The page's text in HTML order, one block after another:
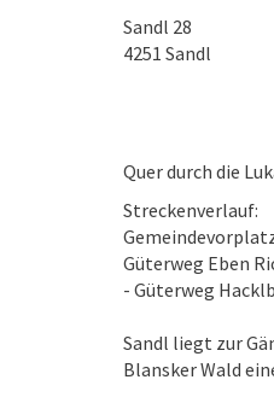
Sandl 28
4251 Sandl
Quer durch die
Streckenverlauf:
Güterweg Eben
- Güterweg
Sandl liegt zur
Blansker Wald